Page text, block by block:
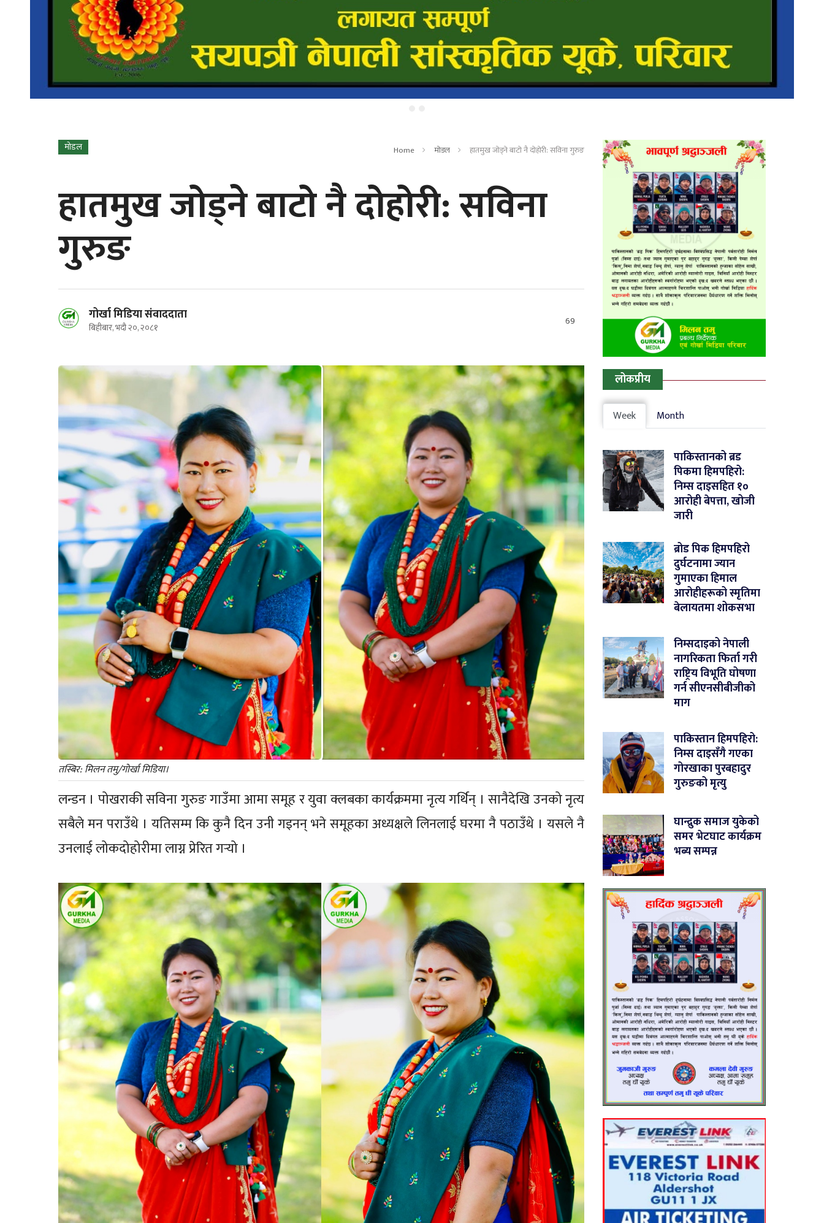
मोडल Home मोडल हातमुख जोड्ने बाटो नै दोहोरी: सविना गुरुङ
हातमुख जोड्ने बाटो नै दोहोरी: सविना
गुरुङ
गोर्खा मिडिया संवाददाता
बिहीबार, भदौ २०, २०८१ 69
तस्बिर: मिलन तमु/गोर्खा मिडिया।
लन्डन । पोखराकी सविना गुरुङ गाउँमा आमा समूह र युवा क्लबका कार्यक्रममा नृत्य गर्थिन् । सानैदेखि उनको नृत्य
सबैले मन पराउँथे । यतिसम्म कि कुनै दिन उनी गइनन् भने समूहका अध्यक्षले लिनलाई घरमा नै पठाउँथे । यसले नै
उनलाई लोकदोहोरीमा लाग्न प्रेरित गर्‍यो ।
लोकप्रीय
Week Month
पाकिस्तानको ब्रड
पिकमा हिमपहिरो:
निम्स दाइसहित १०
आरोही बेपत्ता, खोजी
जारी
ब्रोड पिक हिमपहिरो
दुर्घटनामा ज्यान
गुमाएका हिमाल
आरोहीहरूको स्मृतिमा
बेलायतमा शोकसभा
निम्सदाइको नेपाली
नागरिकता फिर्ता गरी
राष्ट्रिय विभूति घोषणा
गर्न सीएनसीबीजीको
माग
पाकिस्तान हिमपहिरो:
निम्स दाइसँगै गएका
गोरखाका पुरबहादुर
गुरुङको मृत्यु
घान्द्रुक समाज युकेको
समर भेटघाट कार्यक्रम
भब्य सम्पन्न